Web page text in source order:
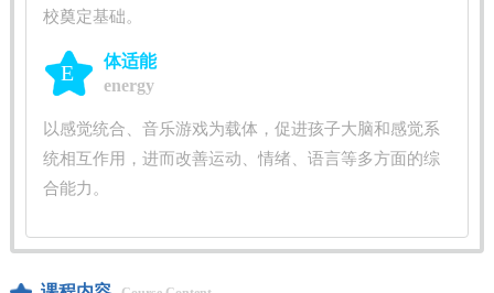
校奠定基础。
E
体适能
energy
以感觉统合、音乐游戏为载体，促进孩子大脑和感觉系
统相互作用，进而改善运动、情绪、语言等多方面的综
合能力。